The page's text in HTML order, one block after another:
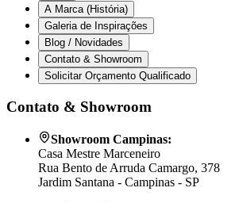
A Marca (História)
Galeria de Inspirações
Blog / Novidades
Contato & Showroom
Solicitar Orçamento Qualificado
Contato & Showroom
Showroom Campinas:
Casa Mestre Marceneiro
Rua Bento de Arruda Camargo, 378
Jardim Santana - Campinas - SP